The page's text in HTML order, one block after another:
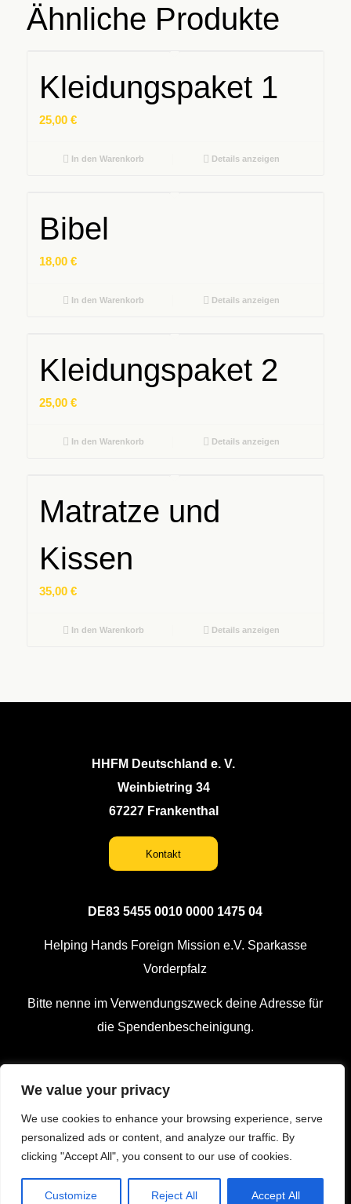
We value your privacy
We use cookies to enhance your browsing experience, serve
personalized ads or content, and analyze our traffic. By
clicking "Accept All", you consent to our use of cookies.
Customize Reject All Accept All
Ähnliche Produkte
Kleidungspaket 1
25,00 €
In den Warenkorb Details anzeigen
Bibel
18,00 €
In den Warenkorb Details anzeigen
Kleidungspaket 2
25,00 €
In den Warenkorb Details anzeigen
Matratze und
Kissen
35,00 €
In den Warenkorb Details anzeigen
HHFM Deutschland e. V.
Weinbietring 34
67227 Frankenthal
Kontakt
DE83 5455 0010 0000 1475 04
Helping Hands Foreign Mission e.V. Sparkasse
Vorderpfalz
Bitte nenne im Verwendungszweck deine Adresse für
die Spendenbescheinigung.
Datenschutz